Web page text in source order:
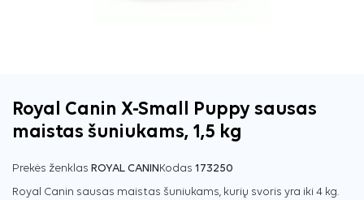
Royal Canin X-Small Puppy sausas
maistas šuniukams, 1,5 kg
Prekės ženklas ROYAL CANINKodas 173250
Royal Canin sausas maistas šuniukams, kurių svoris yra iki 4 kg.